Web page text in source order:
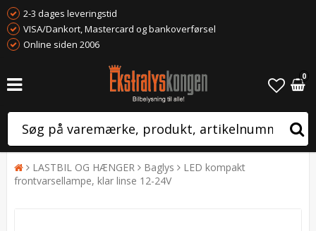
2-3 dages leveringstid
VISA/Dankort, Mastercard og bankoverførsel
Online siden 2006
0
LASTBIL OG HÆNGER Baglys
LED kompakt
frontvarsellampe, klar linse 12-24V